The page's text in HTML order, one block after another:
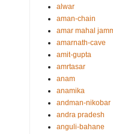
alwar
aman-chain
amar mahal
amarnath-cave
amit-gupta
amrtasar
anam
anamika
andman-nikobar
andra pradesh
anguli-bahane